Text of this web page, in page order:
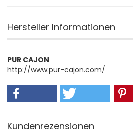
Hersteller Informationen
PUR CAJON
http://www.pur-cajon.com/
Kundenrezensionen